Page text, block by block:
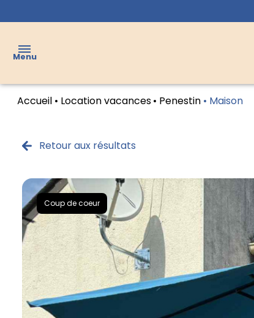
Menu
LOCATIONS
VACANCES
VENDUS
AGENCE
CONTACT
Accueil Location vacances Penestin Maison
Retour aux résultats
Coup de coeur